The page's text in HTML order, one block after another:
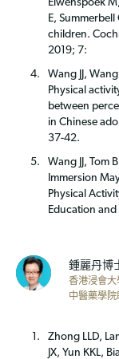
Elwenspoek
E,
children.
2019; 7:
Wang JJ,
Physical
between
in Chinese
37-42.
Wang JJ, Tom
Immersion
Physical
Education
鍾麗丹博
香港浸會大
中醫藥學院
Zhong LLD,
JX, Yun KKL,